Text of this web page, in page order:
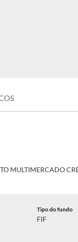
MULTIMERCADO
Tipo do fundo
FIF